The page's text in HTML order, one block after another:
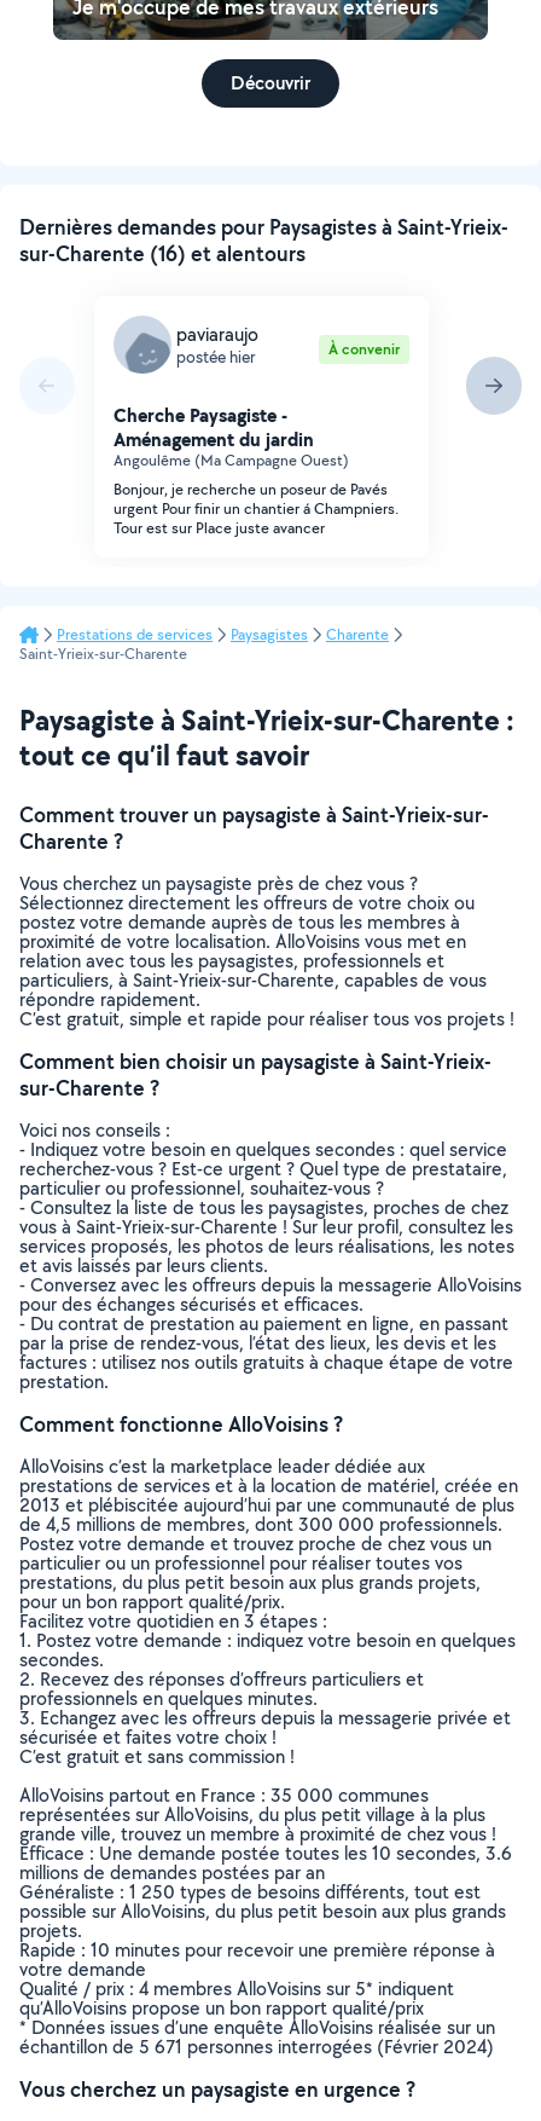
Je m'occupe de mes travaux extérieurs
Découvrir
Dernières demandes pour Paysagistes à Saint-Yrieix-
sur-Charente (16) et alentours
paviaraujo
postée hier À convenir
Cherche Paysagiste -
Aménagement du jardin
Angoulême (Ma Campagne Ouest)
Bonjour, je recherche un poseur de Pavés
urgent Pour finir un chantier á Champniers.
Tour est sur Place juste avancer
Prestations de services Paysagistes
Charente
Saint-Yrieix-sur-Charente
Paysagiste à Saint-Yrieix-sur-Charente :
tout ce qu’il faut savoir
Comment trouver un paysagiste à Saint-Yrieix-sur-
Charente ?
Vous cherchez un paysagiste près de chez vous ?
Sélectionnez directement les offreurs de votre choix ou
postez votre demande auprès de tous les membres à
proximité de votre localisation. AlloVoisins vous met en
relation avec tous les paysagistes, professionnels et
particuliers, à Saint-Yrieix-sur-Charente, capables de vous
répondre rapidement.
C’est gratuit, simple et rapide pour réaliser tous vos projets !
Comment bien choisir un paysagiste à Saint-Yrieix-
sur-Charente ?
Voici nos conseils :
- Indiquez votre besoin en quelques secondes : quel service
recherchez-vous ? Est-ce urgent ? Quel type de prestataire,
particulier ou professionnel, souhaitez-vous ?
- Consultez la liste de tous les paysagistes, proches de chez
vous à Saint-Yrieix-sur-Charente ! Sur leur profil, consultez les
services proposés, les photos de leurs réalisations, les notes
et avis laissés par leurs clients.
- Conversez avec les offreurs depuis la messagerie AlloVoisins
pour des échanges sécurisés et efficaces.
- Du contrat de prestation au paiement en ligne, en passant
par la prise de rendez-vous, l’état des lieux, les devis et les
factures : utilisez nos outils gratuits à chaque étape de votre
prestation.
Comment fonctionne AlloVoisins ?
AlloVoisins c’est la marketplace leader dédiée aux
prestations de services et à la location de matériel, créée en
2013 et plébiscitée aujourd’hui par une communauté de plus
de 4,5 millions de membres, dont 300 000 professionnels.
Postez votre demande et trouvez proche de chez vous un
particulier ou un professionnel pour réaliser toutes vos
prestations, du plus petit besoin aux plus grands projets,
pour un bon rapport qualité/prix.
Facilitez votre quotidien en 3 étapes :
1. Postez votre demande : indiquez votre besoin en quelques
secondes.
2. Recevez des réponses d’offreurs particuliers et
professionnels en quelques minutes.
3. Echangez avec les offreurs depuis la messagerie privée et
sécurisée et faites votre choix !
C’est gratuit et sans commission !
AlloVoisins partout en France : 35 000 communes
représentées sur AlloVoisins, du plus petit village à la plus
grande ville, trouvez un membre à proximité de chez vous !
Efficace : Une demande postée toutes les 10 secondes, 3.6
millions de demandes postées par an
Généraliste : 1 250 types de besoins différents, tout est
possible sur AlloVoisins, du plus petit besoin aux plus grands
projets.
Rapide : 10 minutes pour recevoir une première réponse à
votre demande
Qualité / prix : 4 membres AlloVoisins sur 5* indiquent
qu’AlloVoisins propose un bon rapport qualité/prix
* Données issues d’une enquête AlloVoisins réalisée sur un
échantillon de 5 671 personnes interrogées (Février 2024)
Vous cherchez un paysagiste en urgence ?